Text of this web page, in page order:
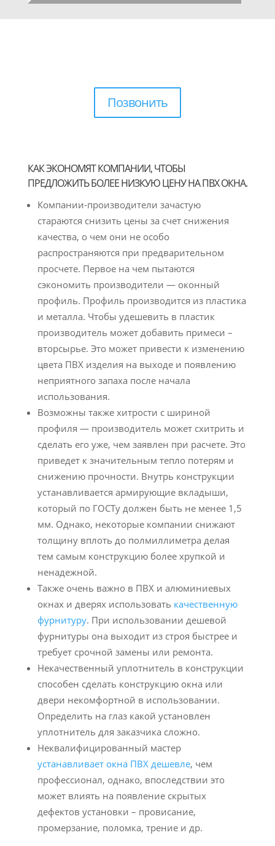
Позвонить
КАК ЭКОНОМЯТ КОМПАНИИ, ЧТОБЫ
ПРЕДЛОЖИТЬ БОЛЕЕ НИЗКУЮ ЦЕНУ НА ПВХ ОКНА.
Компании-производители зачастую
стараются снизить цены за счет снижения
качества, о чем они не особо
распространяются при предварительном
просчете. Первое на чем пытаются
сэкономить производители — оконный
профиль. Профиль производится из пластика
и металла. Чтобы удешевить в пластик
производитель может добавить примеси –
вторсырье. Это может привести к изменению
цвета ПВХ изделия на выходе и появлению
неприятного запаха после начала
использования.
Возможны также хитрости с шириной
профиля — производитель может схитрить и
сделать его уже, чем заявлен при расчете. Это
приведет к значительным тепло потерям и
снижению прочности. Внутрь конструкции
устанавливается армирующие вкладыши,
который по ГОСТу должен быть не менее 1,5
мм. Однако, некоторые компании снижают
толщину вплоть до полмиллиметра делая
тем самым конструкцию более хрупкой и
ненадежной.
Также очень важно в ПВХ и алюминиевых
окнах и дверях использовать качественную
фурнитуру. При использовании дешевой
фурнитуры она выходит из строя быстрее и
требует срочной замены или ремонта.
Некачественный уплотнитель в конструкции
способен сделать конструкцию окна или
двери некомфортной в использовании.
Определить на глаз какой установлен
уплотнитель для заказчика сложно.
Неквалифицированный мастер
устанавливает окна ПВХ дешевле, чем
профессионал, однако, впоследствии это
может влиять на появление скрытых
дефектов установки – провисание,
промерзание, поломка, трение и др.